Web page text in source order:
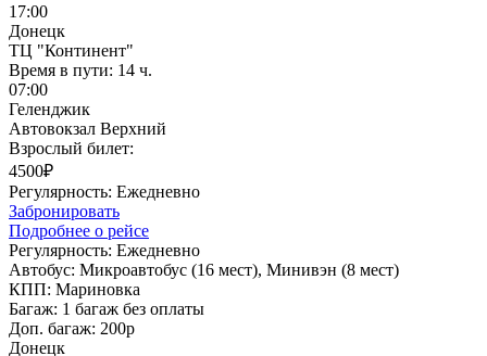
17:00
Донецк
ТЦ "Континент"
Время в пути: 14 ч.
07:00
Геленджик
Автовокзал Верхний
Взрослый билет:
4500₽
Регулярность: Ежедневно
Забронировать
Подробнее о рейсе
Регулярность: Ежедневно
Автобус: Микроавтобус (16 мест), Минивэн (8 мест)
КПП: Мариновка
Багаж: 1 багаж без оплаты
Доп. багаж: 200р
Донецк